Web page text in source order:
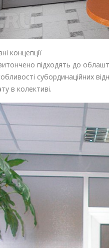
концепції
підходять до
субординаційних
в колективі.